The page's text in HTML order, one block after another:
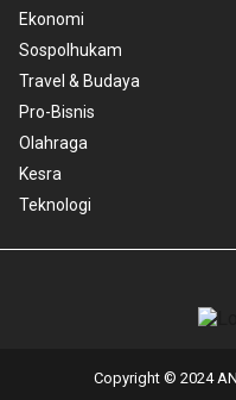
Ekonomi
Sospolhukam
Travel & Budaya
Pro-Bisnis
Olahraga
Kesra
Teknologi
Copyright © 2024